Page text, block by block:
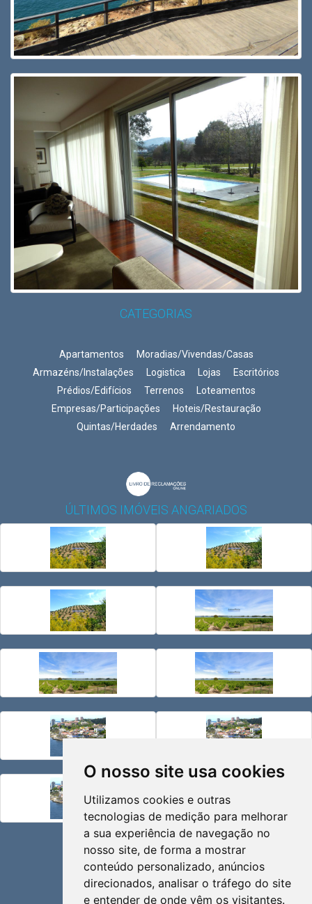
O nosso site usa cookies
Utilizamos cookies e outras
tecnologias de medição para melhorar
a sua experiência de navegação no
nosso site, de forma a mostrar
conteúdo personalizado, anúncios
direcionados, analisar o tráfego do site
e entender de onde vêm os visitantes.
CATEGORIAS
Apartamentos
Moradias/Vivendas/Casas
Armazéns/Instalações
Logistica Lojas
Escritórios
Prédios/Edifícios
Terrenos
Loteamentos
Empresas/Participações
Hoteis/Restauração
Quintas/Herdades
Arrendamento
ÚLTIMOS IMÓVEIS ANGARIADOS
SOCIAL